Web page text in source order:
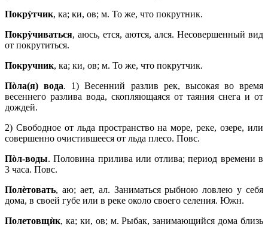
Покрỳтчик, ка; ки, ов; м. То же, что покрутник.
Покрỳчиваться, аюсь, ется, аются, ался. Несовершенный вид
от покрутиться.
Покручник, ка; ки, ов; м. То же, что покрутчик.
Пòла(я) вода. 1) Весенний разлив рек, высокая во время
весеннего разлива вода, скопляющаяся от таяния снега и от
дождей.
2) Свободное от льда пространство на море, реке, озере, или
совершенно очистившееся от льда плесо. Повс.
Пòл-воды. Половина прилива или отлива; период времени в
3 часа. Повс.
Полèтовать, аю; ает, ал. Заниматься рыбною ловлею у себя
дома, в своей губе или в реке около своего селения. Южн.
Полетовщѝк, ка; ки, ов; м. Рыбак, занимающийся дома близь